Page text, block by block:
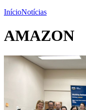
InícioNotícias
AMAZON